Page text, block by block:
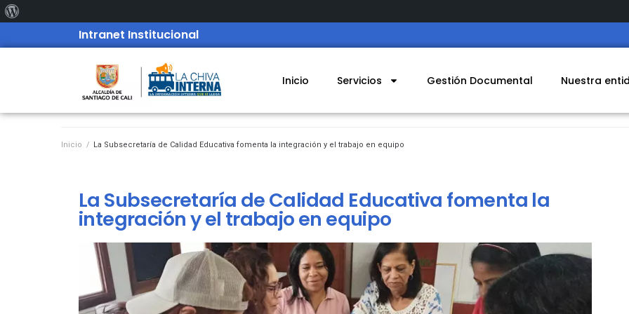
Intranet Institucional
Inicio Servicios Gestión Documental Nuestra
Inicio / La Subsecretaría de Calidad Educativa fomenta la integración y el trabajo en equipo
La Subsecretaría de Calidad Educativa fomenta la
integración y el trabajo en equipo